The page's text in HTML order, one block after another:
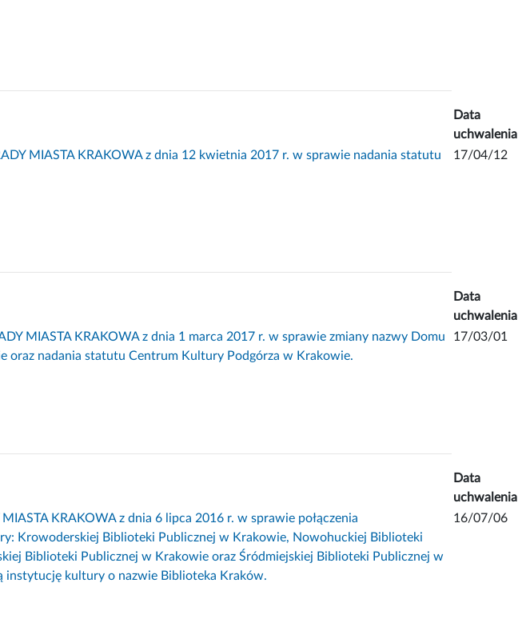
Data
uchwalenia
MIASTA KRAKOWA z dnia 12 kwietnia 2017 r. w sprawie nadania statutu
17/04/12
Data
uchwalenia
MIASTA KRAKOWA z dnia 1 marca 2017 r. w sprawie zmiany nazwy Domu
oraz nadania statutu Centrum Kultury Podgórza w Krakowie.
17/03/01
Data
uchwalenia
KRAKOWA z dnia 6 lipca 2016 r. w sprawie połączenia
Krowoderskiej Biblioteki Publicznej w Krakowie, Nowohuckiej Biblioteki
Biblioteki Publicznej w Krakowie oraz Śródmiejskiej Biblioteki Publicznej w
instytucję kultury o nazwie Biblioteka Kraków.
16/07/06